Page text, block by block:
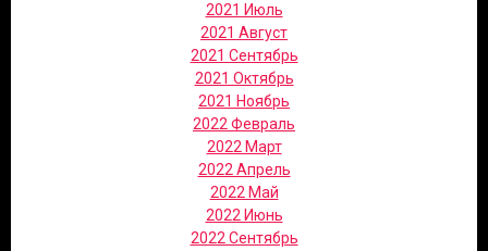
2021 Июль
2021 Август
2021 Сентябрь
2021 Октябрь
2021 Ноябрь
2022 Февраль
2022 Март
2022 Апрель
2022 Май
2022 Июнь
2022 Сентябрь